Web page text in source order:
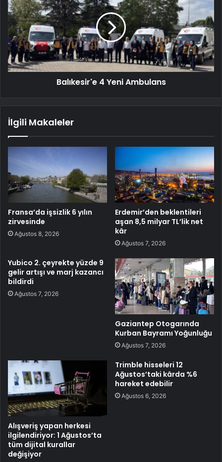
Balıkesir'e 4 Yeni Ambulans
İlgili Makaleler
Fransa’da işsizlik 6 yılın
zirvesinde
Ağustos 8, 2026
Erdemir’den beklentileri
aşan 8,5 milyar TL’lik net
kâr
Ağustos 7, 2026
Yubico 2. çeyrekte yüzde 9
gelir artışı ve marj kazancı
bildirdi
Ağustos 7, 2026
Gaziantep Otogarında
Kurban Bayramı Yoğunluğu
Ağustos 7, 2026
Alışveriş yapan herkesi
ilgilendiriyor: 1 Ağustos’ta
tüm dijital kurallar
değişiyor
Trimble hisseleri 12
Ağustos’taki kârda %6
hareket edebilir
Ağustos 6, 2026